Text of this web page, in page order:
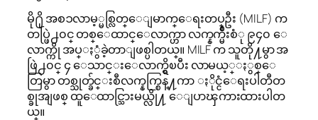
မို႐ို အစၥလာမ့္မစ္လြတ္ေျမာက္ေရးတပ္ဦး (MILF) က
တပ္ဖြဲ႕၀င္ တစ္ေထာင္ေလာက္ဟာ လက္နက္မ်ိဳးစံု ၉၄၀ ေ
လာက္ကို အပ္ႏွံခဲ့တာျဖစ္ပါတယ္။ MILF က သူတို႔မွာ အ
ဖြဲ႕၀င္ ၄ ေသာင္းေလာက္ရွိၿပီး လာမယ့္ႏွစ္ေ
တြမွာ တစ္သုတ္ခ်င္းစီလက္နက္စြန္႔ကာ ႏိုင္ငံေရးပါတီတ
စ္ခုအျဖစ္ ထူေထာင္သြားမယ္လို႔ ေျပာၾကားထားပါတ
ယ္။